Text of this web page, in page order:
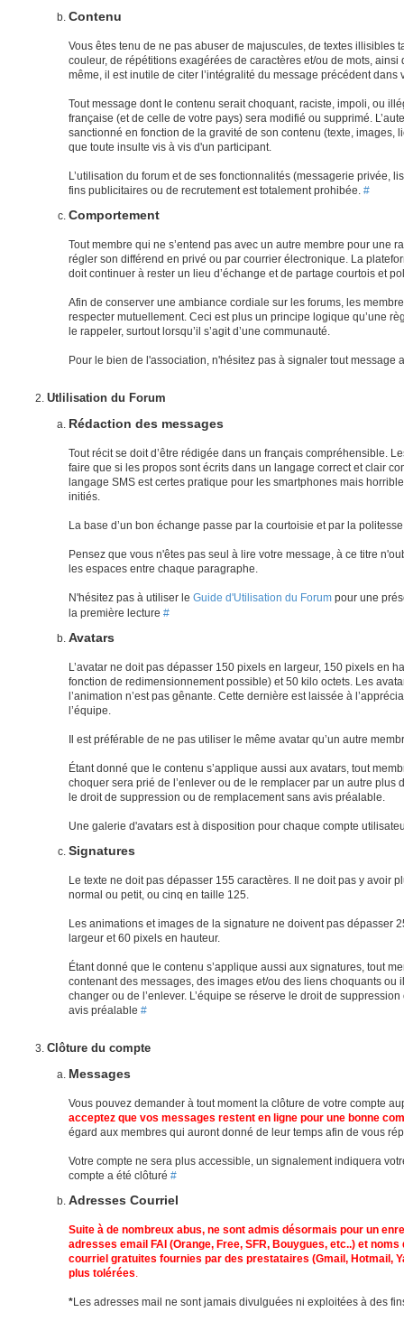
Contenu
Vous êtes tenu de ne pas abuser de majuscules, de textes illisibles
couleur, de répétitions exagérées de caractères et/ou de mots, ainsi
même, il est inutile de citer l’intégralité du message précédent dans
Tout message dont le contenu serait choquant, raciste, impoli, ou
française (et de celle de votre pays) sera modifié ou supprimé.
sanctionné en fonction de la gravité de son contenu (texte, images,
que toute insulte vis à vis d'un participant.
L’utilisation du forum et de ses fonctionnalités (messagerie privée,
fins publicitaires ou de recrutement est totalement prohibée. #
Comportement
Tout membre qui ne s’entend pas avec un autre membre pour une
régler son différend en privé ou par courrier électronique. La
doit continuer à rester un lieu d’échange et de partage courtois et
Afin de conserver une ambiance cordiale sur les forums, les
respecter mutuellement. Ceci est plus un principe logique qu’une
le rappeler, surtout lorsqu’il s’agit d’une communauté.
Pour le bien de l'association, n'hésitez pas à signaler tout message
Utlilisation du Forum
Rédaction des messages
Tout récit se doit d’être rédigée dans un français compréhensible.
faire que si les propos sont écrits dans un langage correct et clair
langage SMS est certes pratique pour les smartphones mais
initiés.
La base d’un bon échange passe par la courtoisie et par la
Pensez que vous n'êtes pas seul à lire votre message, à ce titre
les espaces entre chaque paragraphe.
N'hésitez pas à utiliser le Guide d'Utilisation du Forum pour une
la première lecture #
Avatars
L’avatar ne doit pas dépasser 150 pixels en largeur, 150 pixels en
fonction de redimensionnement possible) et 50 kilo octets. Les
l’animation n’est pas gênante. Cette dernière est laissée à
l’équipe.
Il est préférable de ne pas utiliser le même avatar qu’un autre
Étant donné que le contenu s’applique aussi aux avatars, tout
choquer sera prié de l’enlever ou de le remplacer par un autre plus
le droit de suppression ou de remplacement sans avis préalable.
Une galerie d'avatars est à disposition pour chaque compte
Signatures
Le texte ne doit pas dépasser 155 caractères. Il ne doit pas y avoir
normal ou petit, ou cinq en taille 125.
Les animations et images de la signature ne doivent pas dépasser
largeur et 60 pixels en hauteur.
Étant donné que le contenu s’applique aussi aux signatures, tout
contenant des messages, des images et/ou des liens choquants ou
changer ou de l’enlever. L’équipe se réserve le droit de
avis préalable #
Clôture du compte
Messages
Vous pouvez demander à tout moment la clôture de votre compte
acceptez que vos messages restent en ligne pour une bonne
égard aux membres qui auront donné de leur temps afin de vous
Votre compte ne sera plus accessible, un signalement indiquera
compte a été clôturé #
Adresses Courriel
Suite à de nombreux abus, ne sont admis désormais pour un
adresses email FAI (Orange, Free, SFR, Bouygues, etc..) et noms
courriel gratuites fournies par des prestataires (Gmail, Hotmail,
plus tolérées
*Les adresses mail ne sont jamais divulguées ni exploitées à des